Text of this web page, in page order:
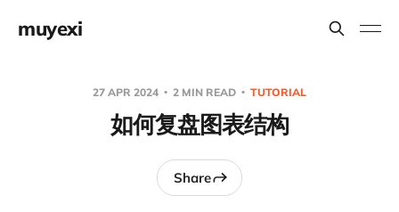
muyexi
27 APR 2024 2 MIN READ TUTORIAL
如何复盘图表结构
Share